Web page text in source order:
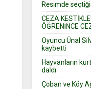
Resimde
CEZA
ÖĞRENİNCE
Oyuncu Ünal
kaybetti
Hayvanların
daldı
Çoban ve Köy